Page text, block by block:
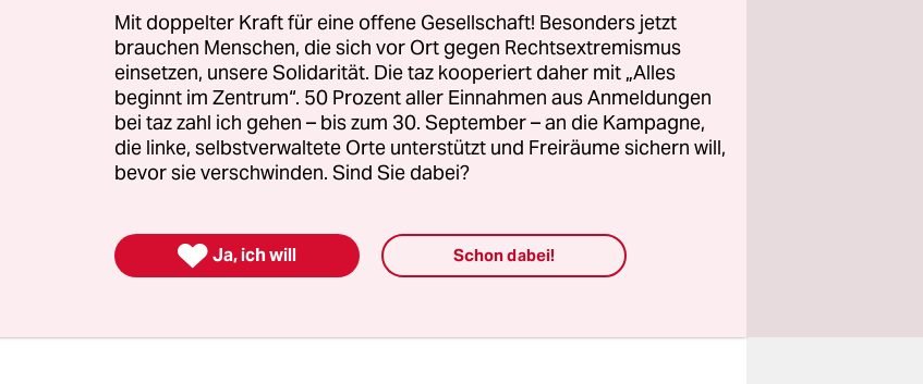
wie es dazu gehört, dass dieCopa Libertadores
Frauenfußball-Event in Amerika, wegen der
abgesagt wurde; und zwar weil die Fans, die
Stadien, die Anfahrtswege, also quasi alles, zu den
Mit doppelter Kraft für eine offene Gesellschaft! Besonders jetzt
brauchen Menschen, die sich vor Ort gegen Rechtsextremismus
einsetzen, unsere Solidarität. Die taz kooperiert daher mit „Alles
beginnt im Zentrum“. 50 Prozent aller Einnahmen aus Anmeldungen
bei taz zahl ich gehen – bis zum 30. September – an die Kampagne,
die linke, selbstverwaltete Orte unterstützt und Freiräume sichern will,
bevor sie verschwinden. Sind Sie dabei?
 Ja, ich will Schon dabei!